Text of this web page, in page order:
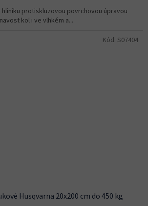
protiskluzovou povrchovou úpravou
kol i ve vlhkém a...
Husqvarna 20x200 cm do 450 kg
Kód: S07404